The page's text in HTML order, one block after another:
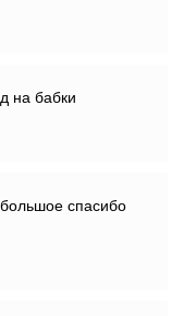
на бабки
большое спасибо